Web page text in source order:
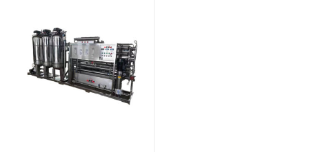
2000 л/час.